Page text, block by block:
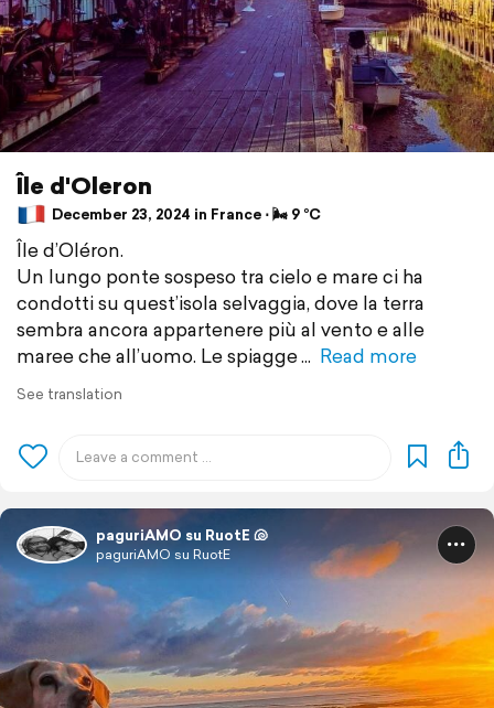
Île d'Oleron
December 23, 2024 in France ⋅ 🌬 9 °C
Île d’Oléron.
Un lungo ponte sospeso tra cielo e mare ci ha
condotti su quest’isola selvaggia, dove la terra
sembra ancora appartenere più al vento e alle
maree che all’uomo. Le spiagge
Read more
See translation
paguriAMO su RuotE 🐚
paguriAMO su RuotE